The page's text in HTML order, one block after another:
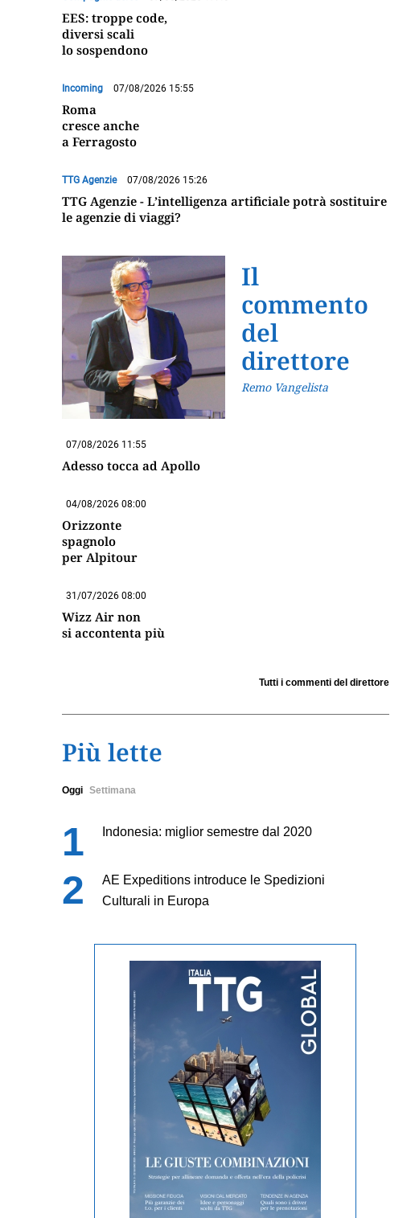
EES: troppe code,
diversi scali
lo sospendono
Incoming 07/08/2026 15:55
Roma
cresce anche
a Ferragosto
TTG Agenzie 07/08/2026 15:26
TTG Agenzie - L’intelligenza artificiale potrà sostituire
le agenzie di viaggi?
Il
commento
del
direttore
Remo Vangelista
07/08/2026 11:55
Adesso tocca ad Apollo
04/08/2026 08:00
Orizzonte
spagnolo
per Alpitour
31/07/2026 08:00
Wizz Air non
si accontenta più
Tutti i commenti del direttore
Più lette
Oggi Settimana
Indonesia: miglior semestre dal 2020
AE Expeditions introduce le Spedizioni
Culturali in Europa